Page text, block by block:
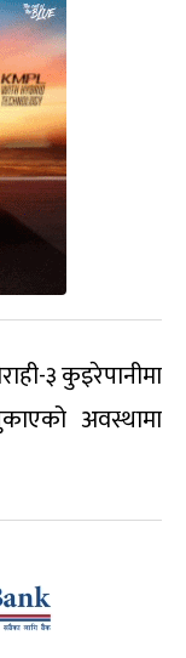
३ कुइरेपानीमा
अवस्थामा